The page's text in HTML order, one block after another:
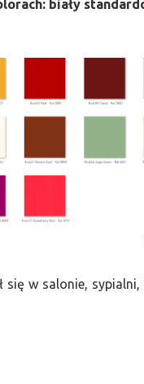
biały
się w salonie,